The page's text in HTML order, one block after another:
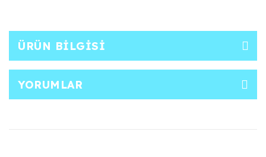
ÜRÜN BILGISI
YORUMLAR